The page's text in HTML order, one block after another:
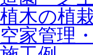
植木の植
空家管理